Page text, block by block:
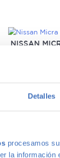
Detalles
procesamos
la
NISSAN
MINI MINI